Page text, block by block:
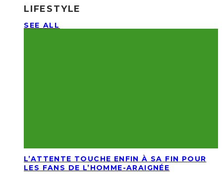
LIFESTYLE
SEE ALL
L’ATTENTE TOUCHE ENFIN À SA FIN POUR
LES FANS DE L’HOMME-ARAIGNÉE